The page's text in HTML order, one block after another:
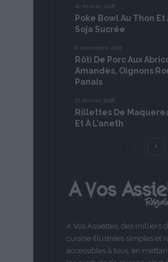
20 février 2026
Poke Bowl Au Thon Et
Soja Sucrée
6 novembre 2025
Rôti De Porc Aux
Amandes, Oignons
Panais
17 février 2026
Rillettes De
Et À L’aneth
A Vos Assiettes, des milliers
cuisine illustrées simples et
accessibles à tous, en